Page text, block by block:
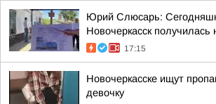
Юрий Слюсарь:
Новочеркасск
17:15
Новочеркасске ищут
девочку